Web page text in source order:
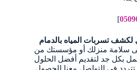
]
لكشف تسربات المياه بالدمام
سلامة منزلك أو مؤسستك من
بكل جد لتقديم أفضل الحلول
تتردد في التواصل معنا للحصول